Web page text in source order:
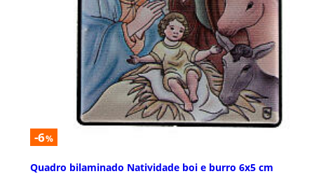
-6%
Quadro bilaminado Natividade boi e burro 6x5 cm